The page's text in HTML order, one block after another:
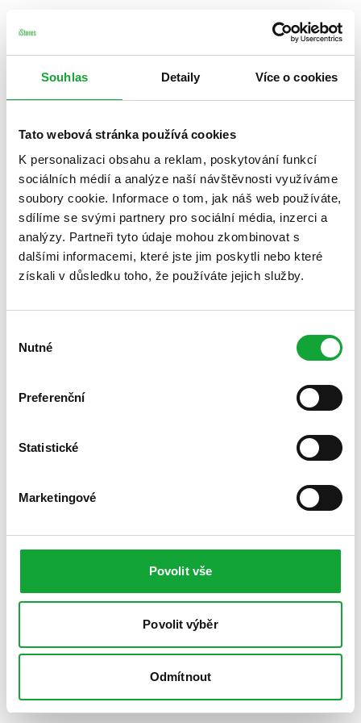
Souhlas Detaily Více o cookies
Tato webová stránka používá cookies
K personalizaci obsahu a reklam, poskytování funkcí
sociálních médií a analýze naší návštěvnosti využíváme
soubory cookie. Informace o tom, jak náš web používáte,
sdílíme se svými partnery pro sociální média, inzerci a
analýzy. Partneři tyto údaje mohou zkombinovat s
dalšími informacemi, které jste jim poskytli nebo které
získali v důsledku toho, že používáte jejich služby.
souhlasu
Nutné
Preferenční
Statistické
Marketingové
Povolit vše
Povolit výběr
Odmítnout